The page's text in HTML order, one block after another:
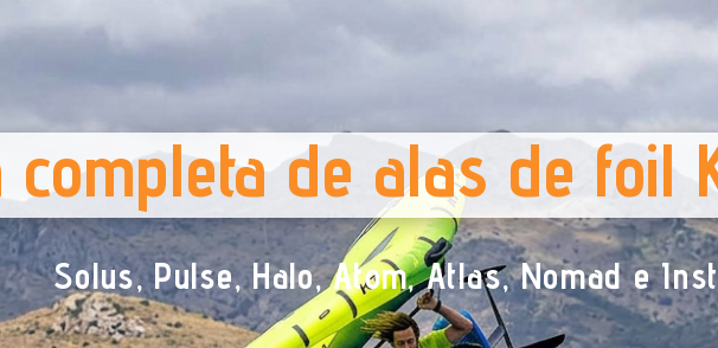
completa de alas de foil
Solus, Pulse, Halo, Atom, Atlas, Nomad e